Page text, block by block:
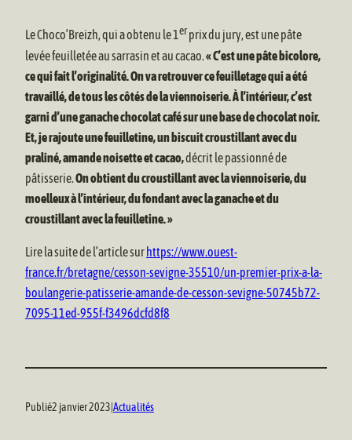
Le Choco’Breizh, qui a obtenu le 1erprix du jury, est une pâte
levée feuilletée au sarrasin et au cacao.« C’est une pâte bicolore,
ce qui fait l’originalité. On va retrouver ce feuilletage qui a été
travaillé, de tous les côtés de la viennoiserie. À l’intérieur, c’est
garni d’une ganache chocolat café sur une base de chocolat noir.
Et, je rajoute une feuilletine, un biscuit croustillant avec du
praliné, amande noisette et cacao,décrit le passionné de
pâtisserie.On obtient du croustillant avec la viennoiserie, du
moelleux à l’intérieur, du fondant avec la ganache et du
croustillant avec la feuilletine. »
Lire la suite de l’article sur https://www.ouest-
france.fr/bretagne/cesson-sevigne-35510/un-premier-prix-a-la-
boulangerie-patisserie-amande-de-cesson-sevigne-50745b72-
7095-11ed-955f-f3496dcfd8f8
Publié2 janvier 2023 Actualités